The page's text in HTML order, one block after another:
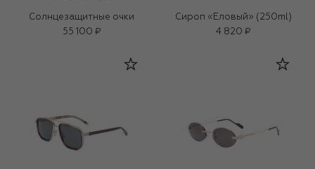
Солнцезащитные очки
55 100 ₽
Сироп «Еловый» (250ml)
4 820 ₽